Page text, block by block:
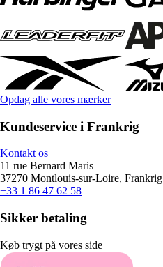
Opdag alle vores mærker
Kundeservice i Frankrig
Kontakt os
11 rue Bernard Maris
37270 Montlouis-sur-Loire, Frankrig
+33 1 86 47 62 58
Sikker betaling
Køb trygt på vores side